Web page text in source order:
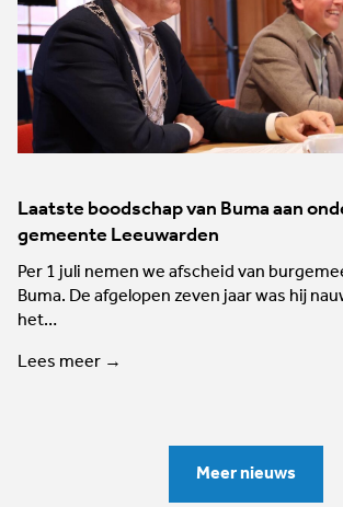
Laatste boodschap van Buma aan
gemeente Leeuwarden
Per 1 juli nemen we afscheid van
Buma. De afgelopen zeven jaar was hij
het…
Lees meer →
Meer nieuws